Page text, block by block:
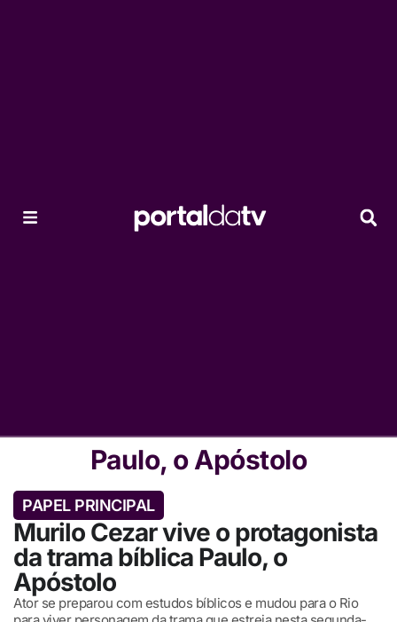
Paulo, o Apóstolo
PAPEL PRINCIPAL
Murilo Cezar vive o protagonista
da trama bíblica Paulo, o
Apóstolo
Ator se preparou com estudos bíblicos e mudou para o Rio